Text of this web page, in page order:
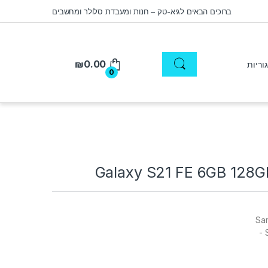
ברוכים הבאים לגיא-טק – חנות ומעבדת סלולר ומחשבים
0
₪0.00